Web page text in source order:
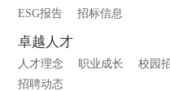
ESG报告 招标信息
卓越人才
人才理念 职业成长 校园
招聘动态